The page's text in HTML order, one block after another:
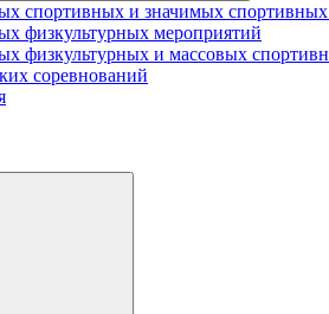
спортивных и значимых
физкультурных мероприятий
физкультурных и массовых
соревнований